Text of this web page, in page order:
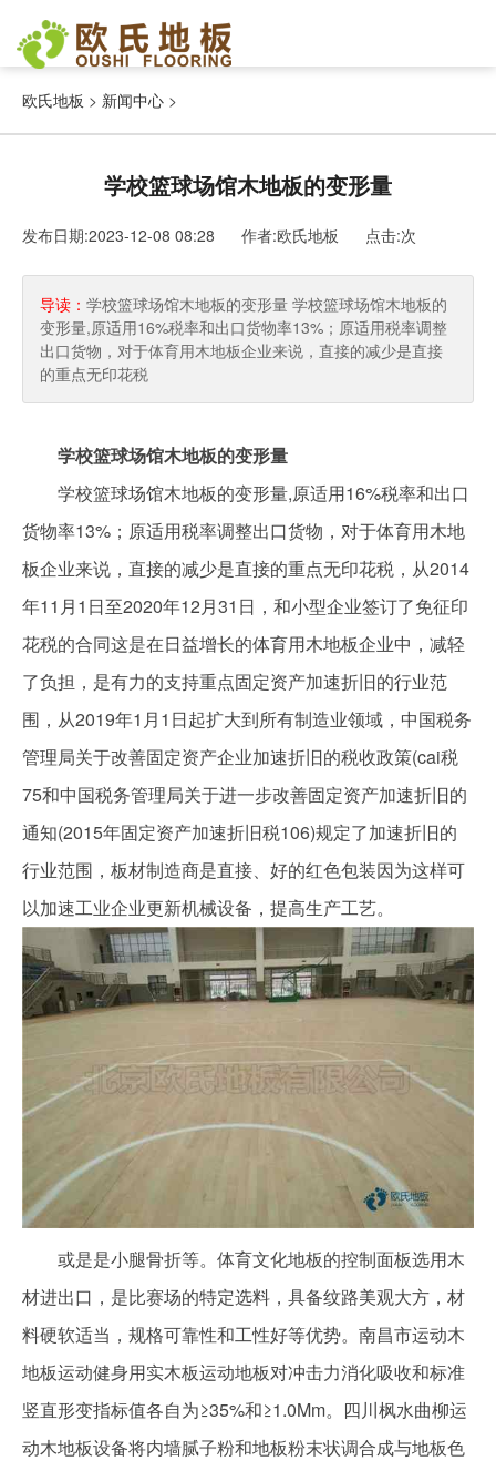
欧氏地板 > 新闻中心 >
学校篮球场馆木地板的变形量
发布日期:2023-12-08 08:28 作者:欧氏地板 点击:次
导读： 学校篮球场馆木地板的变形量 学校篮球场馆木地板的
变形量,原适用16%税率和出口货物率13%；原适用税率调整
出口货物，对于体育用木地板企业来说，直接的减少是直接
的重点无印花税
学校篮球场馆木地板的变形量
学校篮球场馆木地板的变形量,原适用16%税率和出口
货物率13%；原适用税率调整出口货物，对于体育用木地
板企业来说，直接的减少是直接的重点无印花税，从2014
年11月1日至2020年12月31日，和小型企业签订了免征印
花税的合同这是在日益增长的体育用木地板企业中，减轻
了负担，是有力的支持重点固定资产加速折旧的行业范
围，从2019年1月1日起扩大到所有制造业领域，中国税务
管理局关于改善固定资产企业加速折旧的税收政策(cai税
75和中国税务管理局关于进一步改善固定资产加速折旧的
通知(2015年固定资产加速折旧税106)规定了加速折旧的
行业范围，板材制造商是直接、好的红色包装因为这样可
以加速工业企业更新机械设备，提高生产工艺。
或是是小腿骨折等。体育文化地板的控制面板选用木
材进出口，是比赛场的特定选料，具备纹路美观大方，材
料硬软适当，规格可靠性和工性好等优势。南昌市运动木
地板运动健身用实木板运动地板对冲击力消化吸收和标准
竖直形变指标值各自为≥35%和≥1.0Mm。四川枫水曲柳运
动木地板设备将内墙腻子粉和地板粉末状调合成与地板色